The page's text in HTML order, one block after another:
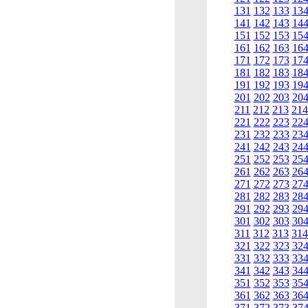
131 132 133 134
141 142 143 144
151 152 153 154
161 162 163 164
171 172 173 174
181 182 183 184
191 192 193 194
201 202 203 204
211 212 213 214
221 222 223 224
231 232 233 234
241 242 243 244
251 252 253 254
261 262 263 264
271 272 273 274
281 282 283 284
291 292 293 294
301 302 303 304
311 312 313 314
321 322 323 324
331 332 333 334
341 342 343 344
351 352 353 354
361 362 363 364